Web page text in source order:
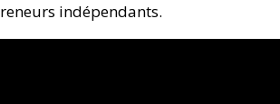
indépendants.